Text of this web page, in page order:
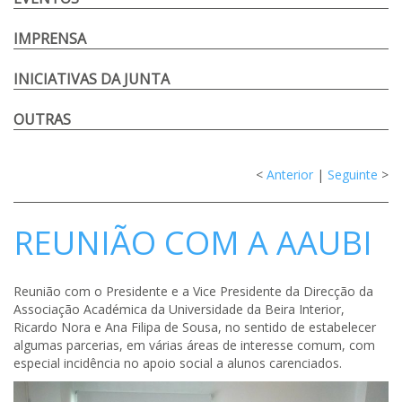
IMPRENSA
INICIATIVAS DA JUNTA
OUTRAS
< Anterior | Seguinte >
REUNIÃO COM A AAUBI
Reunião com o Presidente e a Vice Presidente da Direcção da
Associação Académica da Universidade da Beira Interior,
Ricardo Nora e Ana Filipa de Sousa, no sentido de estabelecer
algumas parcerias, em várias áreas de interesse comum, com
especial incidência no apoio social a alunos carenciados.